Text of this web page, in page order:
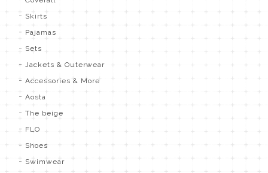
Skirts
Pajamas
Sets
Jackets & Outerwear
Accessories & More
Aosta
The beige
FLO
Shoes
Swimwear